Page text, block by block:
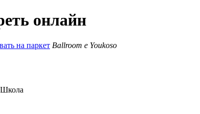
онлайн
на паркет Ballroom e Youkoso